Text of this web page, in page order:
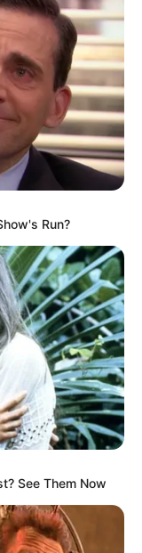
Run?
See Them Now